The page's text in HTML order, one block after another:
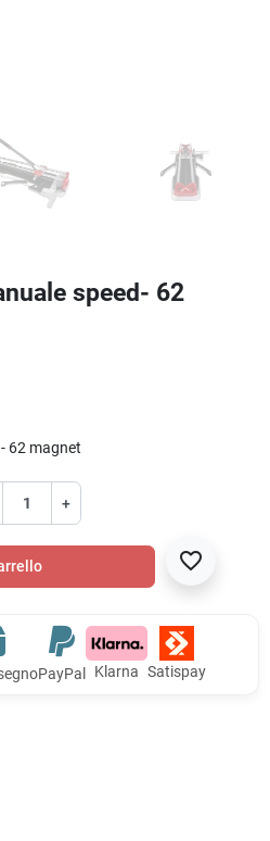
speed- 62
62 magnet
+
favorite_border
PayPal Klarna Satispay